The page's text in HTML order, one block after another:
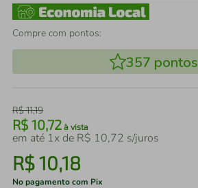
Compre com pontos:
357 pontos
R$11,19
R$ 10,72 à vista
em até 1x de R$ 10,72 s/juros
R$10,18
No pagamento com Pix